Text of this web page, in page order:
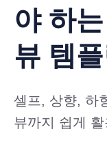
야 하
뷰 템
셀프, 상향, 하
뷰까지 쉽게 활